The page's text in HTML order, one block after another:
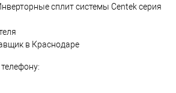
сплит системы Centek серия
в Краснодаре